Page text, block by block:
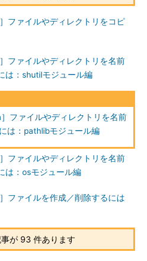
ファイルやディレクトリをコピ
ファイルやディレクトリを名前
は：shutilモジュール編
］ファイルやディレクトリを名前
は：pathlibモジュール編
ファイルやディレクトリを名前
は：osモジュール編
ファイルを作成／削除するには
が 93 件あります